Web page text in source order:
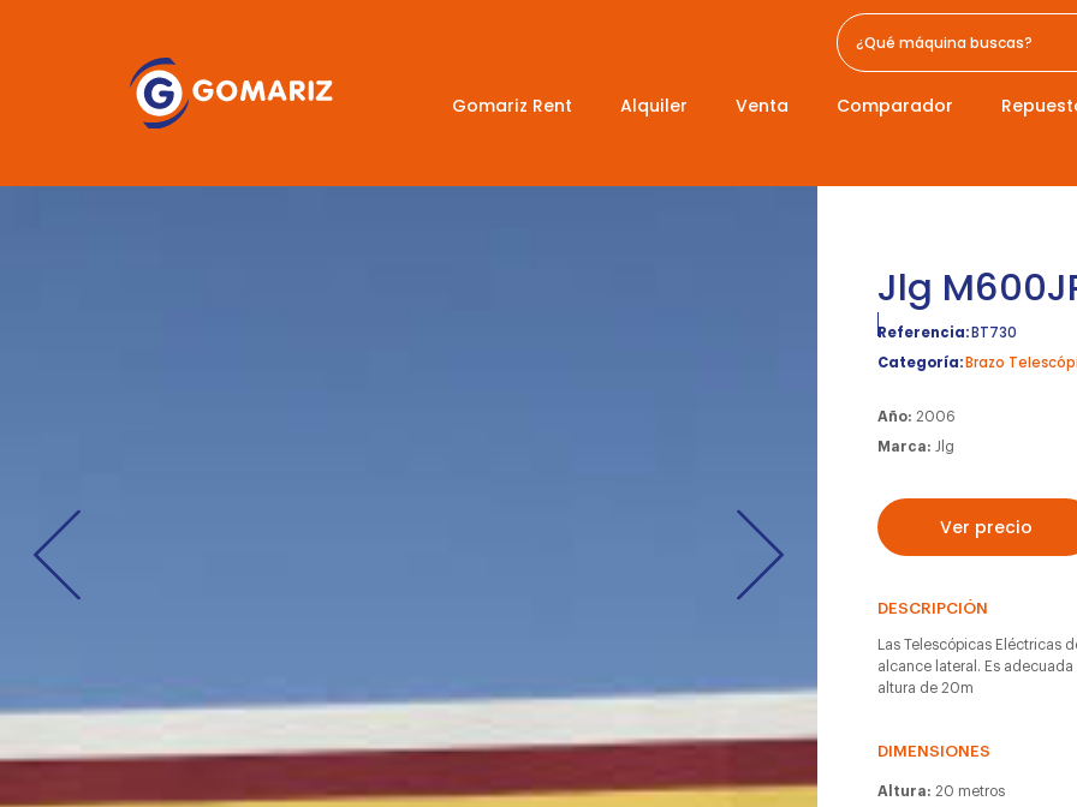
Gomariz Rent Alquiler Venta Comparador
Jlg
Referencia:BT730
Categoría:Brazo
Año:2006
Marca:Jlg
Ver precio
DESCRIPCIÓN
Las Telescópicas Eléctricas
alcance lateral. Es
altura de 20m
DIMENSIONES
Altura:20 metros